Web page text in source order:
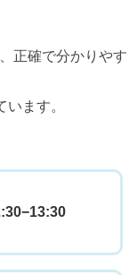
正確で分かりやす
ます。